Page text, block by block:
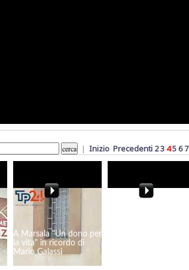
| Inizio Precedenti 23 456 7
A Marsala "Un dono per
la vita" in ricordo di
Mario Galassi